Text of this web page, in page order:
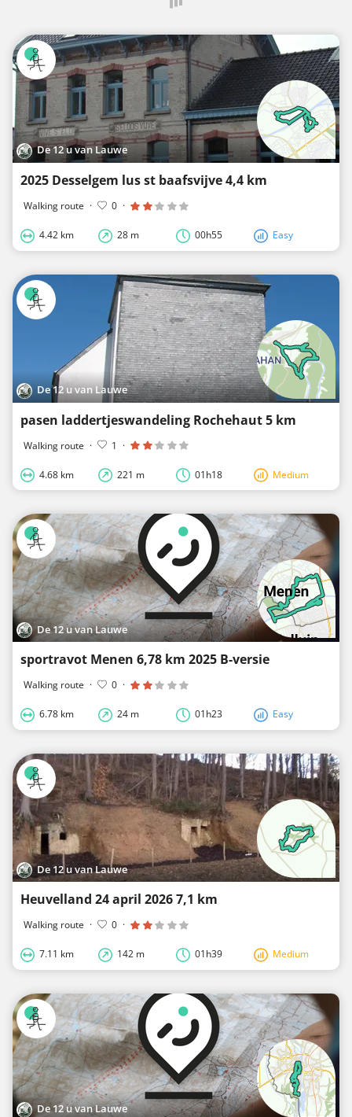
De 12 u van Lauwe
2025 Desselgem lus st baafsvijve 4,4 km
Walking route · 0 ·
4.42 km 28 m 00h55 Easy
De 12 u van Lauwe
pasen laddertjeswandeling Rochehaut 5 km
Walking route · 1 ·
4.68 km 221 m 01h18 Medium
De 12 u van Lauwe
sportravot Menen 6,78 km 2025 B-versie
Walking route · 0 ·
6.78 km 24 m 01h23 Easy
De 12 u van Lauwe
Heuvelland 24 april 2026 7,1 km
Walking route · 0 ·
7.11 km 142 m 01h39 Medium
De 12 u van Lauwe